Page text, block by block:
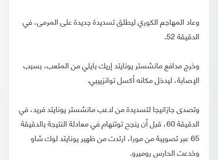
وعاد المهاجم الكوري ليطلق تسديدة جديدة على المرمى، في
الدقيقة 52.
وخرج مدافع مانشستر يونايتد إريك بايلي من الملعب، بسبب
الإصابة، ليدخل مكانه أكسل توانزييبي.
وتصدى جازانيجا لتسديدة من لاعب مانشستر يونايتد فريد، في
الدقيقة 60، قبل أن ينجح توتنهام في معادلة النتيجة بالدقيقة
65 عبر تصويبة من مورا، ارتدت من ظهير يونايتد لوك شاو
وخدعت الحارس روميرو.